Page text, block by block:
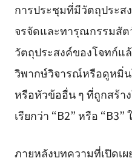
การประชุมที่มีวัตถุประส
จรจัดและทารุณกรรมสัต
วัตถุประสงค์ของโจทก์แ
วิพากษ์วิจารณ์หรือดูหมิ่
หรือหัวข้ออื่น ๆ ที่ถูกสร้า
เรียกว่า “B2” หรือ
ภายหลังบทความที่เปิดเ